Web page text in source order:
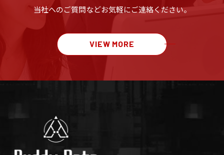
当社へのご質問などお気軽にご連絡ください。
VIEW MORE